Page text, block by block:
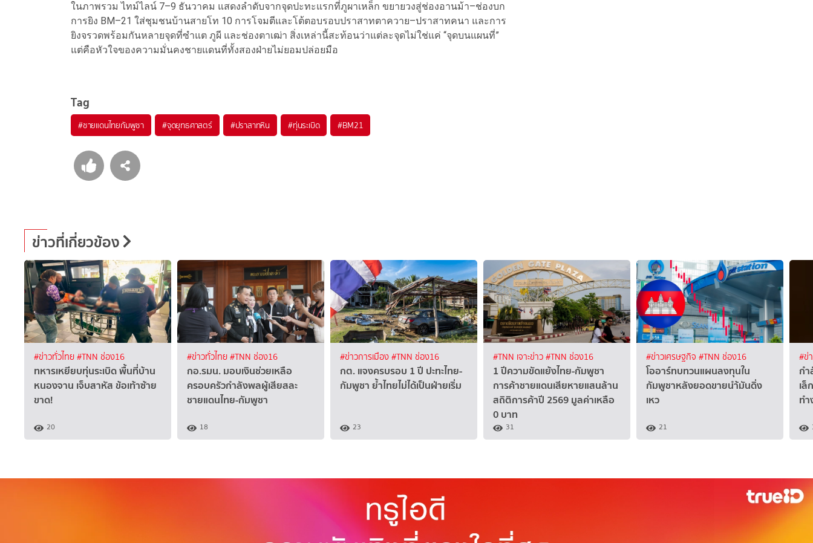
ในภาพรวม ไทม์ไลน์ 7–9 ธันวาคม แสดงลำดับจากจุดปะทะแรกที่ภูผาเหล็ก ขยายวงสู่ช่องอานม้า–ช่องบก
การยิง BM–21 ใส่ชุมชนบ้านสายโท 10 การโจมตีและโต้ตอบรอบปราสาทตาควาย–ปราสาทคนา และการ
ยิงจรวดพร้อมกันหลายจุดที่ซำแต ภูผี และช่องตาเฒ่า สิ่งเหล่านี้สะท้อนว่าแต่ละจุดไม่ใช่แค่ “จุดบนแผนที่”
แต่คือหัวใจของความมั่นคงชายแดนที่ทั้งสองฝ่ายไม่ยอมปล่อยมือ
Tag
#ชายแดนไทยกัมพูชา #จุดยุทธศาสตร์ #ปราสาทหิน #ทุ่นระเบิด #BM21
ข่าวที่เกี่ยวข้อง
#ข่าวทั่วไทย#TNN ช่อง16
ทหารเหยียบทุ่นระเบิด พื้นที่บ้าน
หนองจาน เจ็บสาหัส ข้อเท้าซ้าย
ขาด!
20
#ข่าวทั่วไทย#TNN ช่อง16
กอ.รมน. มอบเงินช่วยเหลือ
ครอบครัวกำลังพลผู้เสียสละ
ชายแดนไทย-กัมพูชา
18
#ข่าวการเมือง#TNN ช่อง16
กต. แจงครบรอบ 1 ปี ปะทะไทย-
กัมพูชา ย้ำไทยไม่ได้เป็นฝ่ายเริ่ม
23
#TNN เจาะข่าว#TNN ช่อง16
1 ปีความขัดแย้งไทย-กัมพูชา
การค้าชายแดนเสียหายแสนล้าน
สถิติการค้าปี 2569 มูลค่าเหลือ
0 บาท
31
#ข่าวเศรษฐกิจ #TNN ช่อง16
โออาร์ทบทวนแผนลงทุนใน
กัมพูชาหลังยอดขายนำ้มันดิ่ง
เหว
21
#ข่
กำ
เล็
ทำ